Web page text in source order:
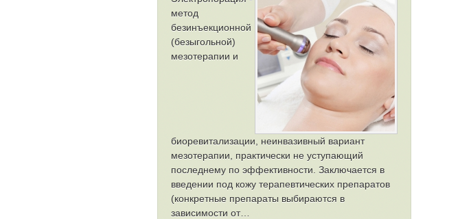
метод
безинъекционной
(безыгольной)
мезотерапии и
биоревитализации, неинвазивный вариант
мезотерапии, практически не уступающий
последнему по эффективности. Заключается в
введении под кожу терапевтических препаратов
(конкретные препараты выбираются в
зависимости от…